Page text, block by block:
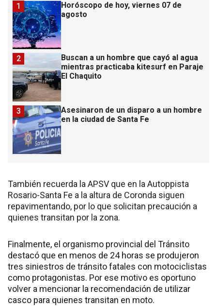
Horóscopo de hoy, viernes 07 de
agosto
1
Buscan a un hombre que cayó al agua
mientras practicaba kitesurf en Paraje
El Chaquito
2
Asesinaron de un disparo a un hombre
en la ciudad de Santa Fe
3
También recuerda la APSV que en la Autoppista
Rosario-Santa Fe a la altura de Coronda siguen
repavimentando, por lo que solicitan precaución a
quienes transitan por la zona.
Finalmente, el organismo provincial del Tránsito
destacó que en menos de 24 horas se produjeron
tres siniestros de tránsito fatales con motociclistas
como protagonistas. Por ese motivo es oportuno
volver a mencionar la recomendación de utilizar
casco para quienes transitan en moto.